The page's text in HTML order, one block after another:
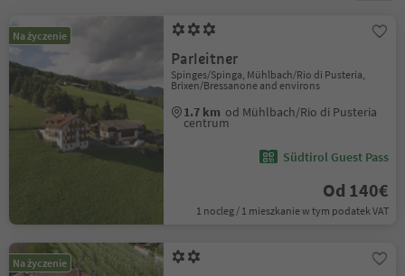
Na życzenie
Parleitner
Spinges/Spinga, Mühlbach/Rio di Pusteria,
Brixen/Bressanone and environs
1.7 km od Mühlbach/Rio di Pusteria
centrum
Südtirol Guest Pass
Od 140€
1 nocleg / 1 mieszkanie w tym podatek VAT
Na życzenie